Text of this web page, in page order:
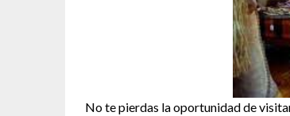
No te pierdas la oportunidad de